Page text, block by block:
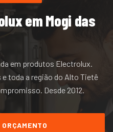
em Mogi das
em produtos Electrolux.
etoda a região do Alto Tietê
Desde 2012.